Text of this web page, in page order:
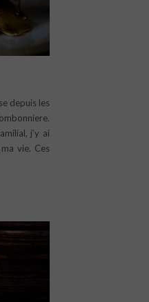
depuis les
j’y ai
vie. Ces